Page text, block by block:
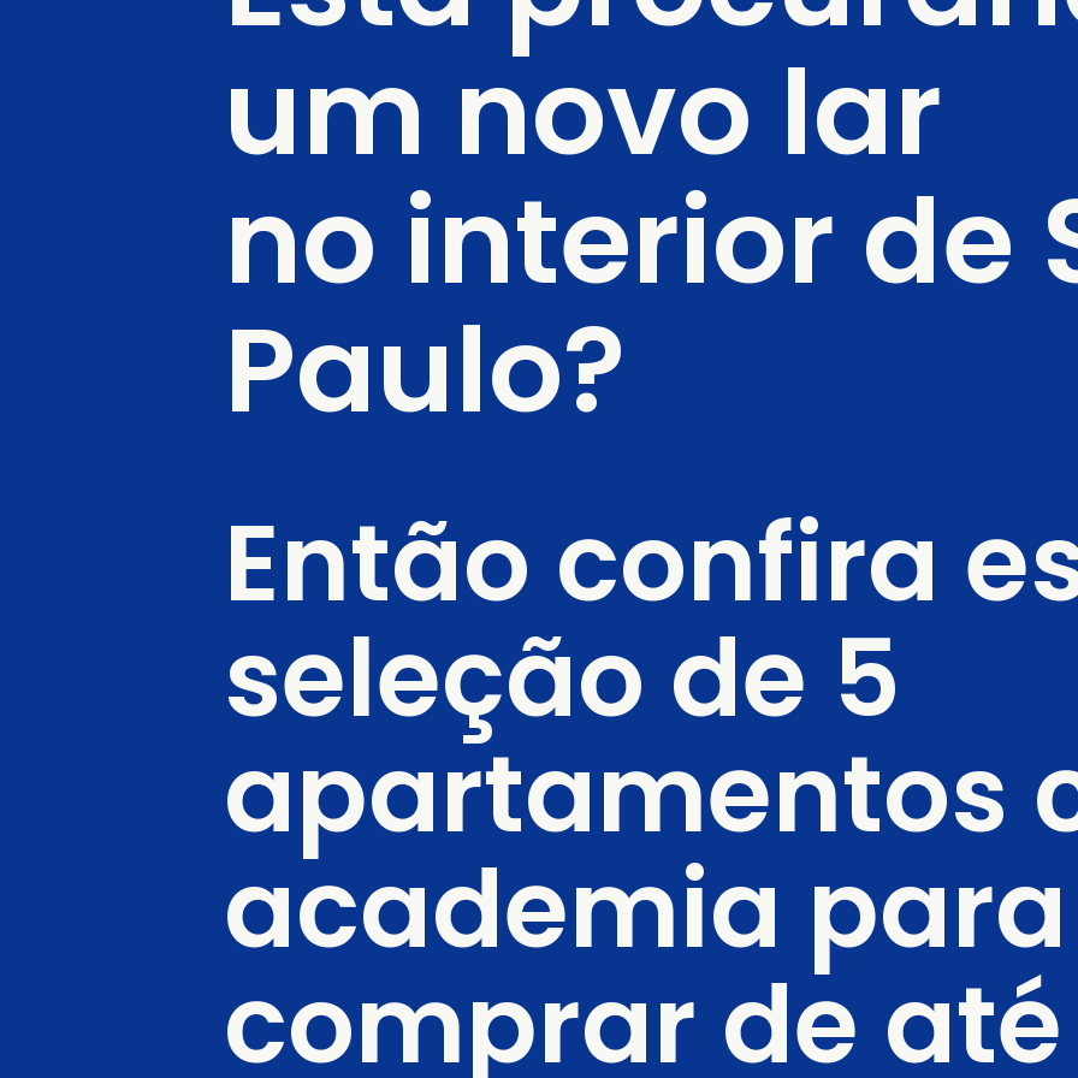
um novo lar
no interior de
Paulo?
Então confira
seleção de 5
apartamentos
academia para
comprar de até